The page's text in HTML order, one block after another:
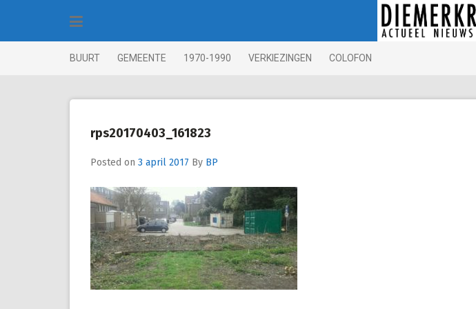
BUURT GEMEENTE 1970-1990 VERKIEZINGEN COLOFON
rps20170403_161823
Posted on 3 april 2017 By BP